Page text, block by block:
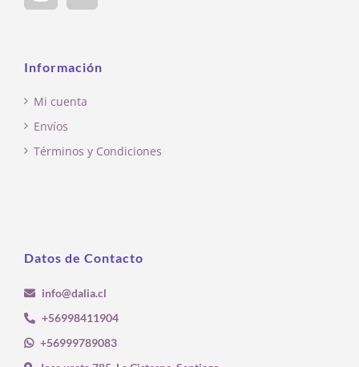
Información
Mi cuenta
Envíos
Términos y Condiciones
Datos de Contacto
info@dalia.cl
+56998411904
+56999789083